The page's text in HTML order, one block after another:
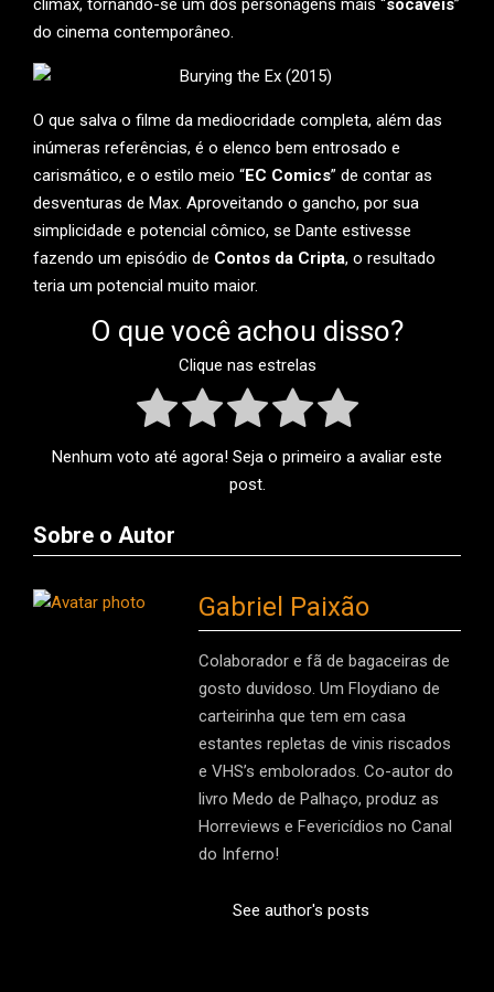
clímax, tornando-se um dos personagens mais “socáveis”
do cinema contemporâneo.
O que salva o filme da mediocridade completa, além das
inúmeras referências, é o elenco bem entrosado e
carismático, e o estilo meio “EC Comics” de contar as
desventuras de Max. Aproveitando o gancho, por sua
simplicidade e potencial cômico, se Dante estivesse
fazendo um episódio de Contos da Cripta, o resultado
teria um potencial muito maior.
O que você achou disso?
Clique nas estrelas
Nenhum voto até agora! Seja o primeiro a avaliar este
post.
Sobre o Autor
Gabriel Paixão
Colaborador e fã de bagaceiras de
gosto duvidoso. Um Floydiano de
carteirinha que tem em casa
estantes repletas de vinis riscados
e VHS’s embolorados. Co-autor do
livro Medo de Palhaço, produz as
Horreviews e Fevericídios no Canal
do Inferno!
See author's posts